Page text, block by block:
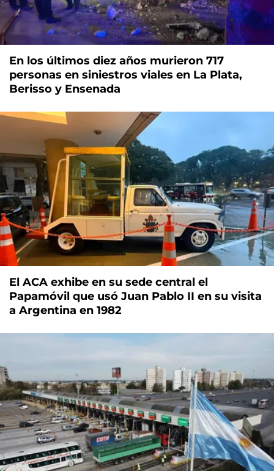
En los últimos diez años murieron 717
personas en siniestros viales en La Plata,
Berisso y Ensenada
El ACA exhibe en su sede central el
Papamóvil que usó Juan Pablo II en su visita
a Argentina en 1982